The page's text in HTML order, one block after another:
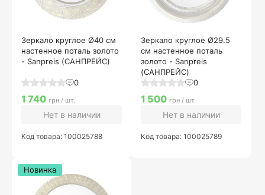
Зеркало круглое Ø40 см
настенное поталь золото
- Sanpreis (САНПРЕЙС)
0
1 740 грн / шт.
Нет в наличии
Код товара: 100025788
Зеркало круглое Ø29.5
см настенное поталь
золото - Sanpreis
(САНПРЕЙС)
0
1 500 грн / шт.
Нет в наличии
Код товара: 100025789
Новинка